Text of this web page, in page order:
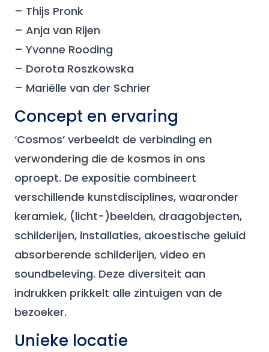
– Thijs Pronk
– Anja van Rijen
– Yvonne Rooding
– Dorota Roszkowska
– Mariëlle van der Schrier
Concept en ervaring
‘Cosmos’ verbeeldt de verbinding en
verwondering die de kosmos in ons
oproept. De expositie combineert
verschillende kunstdisciplines, waaronder
keramiek, (licht-)beelden, draagobjecten,
schilderijen, installaties, akoestische geluid
absorberende schilderijen, video en
soundbeleving. Deze diversiteit aan
indrukken prikkelt alle zintuigen van de
bezoeker.
Unieke locatie